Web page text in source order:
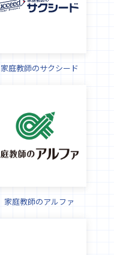
家庭教師のサクシード
家庭教師のアルファ